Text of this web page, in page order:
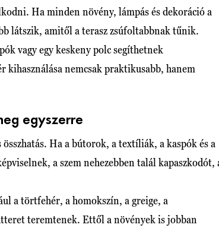
Ha minden növény, lámpás és dekoráció a
látszik, amitől a terasz zsúfoltabbnak tűnik.
vagy egy keskeny polc segíthetnek
kihasználása nemcsak praktikusabb, hanem
egyszerre
Ha a bútorok, a textíliák, a kaspók és a
a szem nehezebben talál kapaszkodót,
a törtfehér, a homokszín, a greige, a
teremtenek. Ettől a növények is jobban